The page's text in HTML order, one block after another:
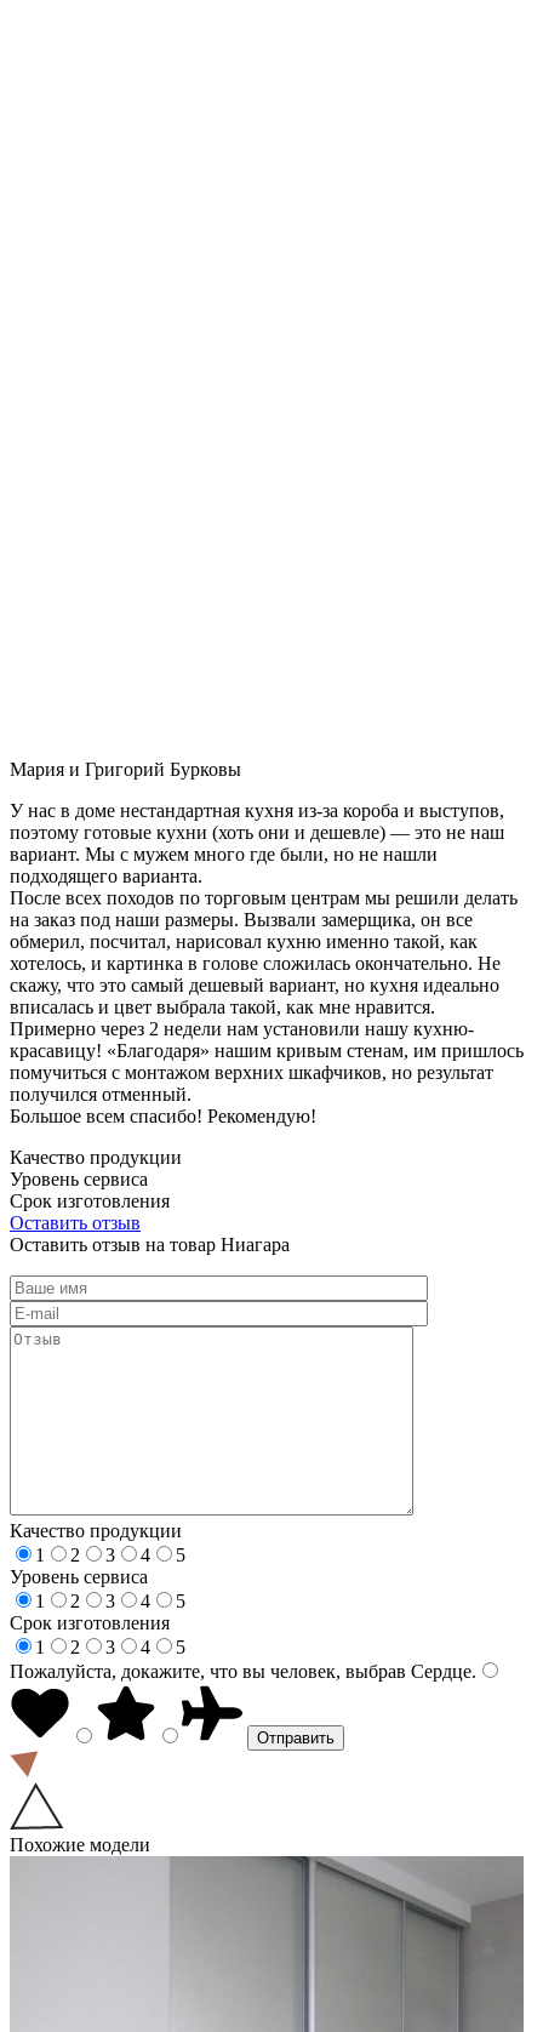
Мария и Григорий Бурковы
У нас в доме нестандартная кухня из-за короба и выступов,
поэтому готовые кухни (хоть они и дешевле) — это не наш
вариант. Мы с мужем много где были, но не нашли
подходящего варианта.
После всех походов по торговым центрам мы решили делать
на заказ под наши размеры. Вызвали замерщика, он все
обмерил, посчитал, нарисовал кухню именно такой, как
хотелось, и картинка в голове сложилась окончательно. Не
скажу, что это самый дешевый вариант, но кухня идеально
вписалась и цвет выбрала такой, как мне нравится.
Примерно через 2 недели нам установили нашу кухню-
красавицу! «Благодаря» нашим кривым стенам, им пришлось
помучиться с монтажом верхних шкафчиков, но результат
получился отменный.
Большое всем спасибо! Рекомендую!
Качество продукции
Уровень сервиса
Срок изготовления
Оставить отзыв
Оставить отзыв на товар Ниагара
Качество продукции
1
2 3 4
5
Уровень сервиса
1
2 3 4
5
Срок изготовления
1
2 3 4
5
Пожалуйста, докажите, что вы человек, выбрав Сердце.
Похожие модели